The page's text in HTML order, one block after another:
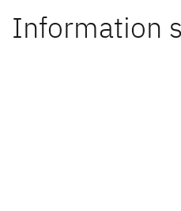
Camping Cars
Information